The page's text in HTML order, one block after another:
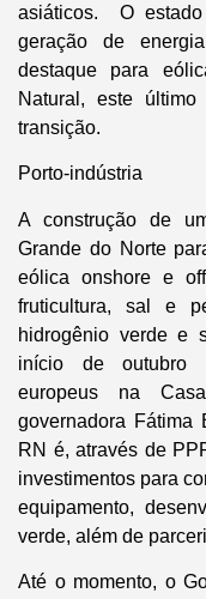
asiáticos. O
geração de
destaque para
Natural, este
transição.
Porto-indústria
A construção de
Grande do Norte
eólica onshore e
fruticultura, sal e
hidrogênio verde e
início de outubro
europeus na
governadora Fátima
RN é, através de
investimentos para
equipamento,
verde, além de
Até o momento, o